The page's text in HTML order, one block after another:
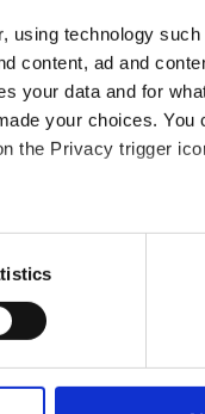
using technology
content, ad and
your data and for
your choices. You
the Privacy trigger
to within several
in the
partners who